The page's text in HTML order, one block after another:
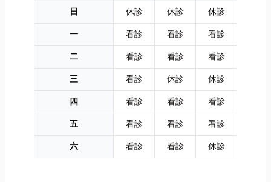
日
休診 休診
休診
一
看診 看診
看診
二
看診 看診
看診
三
看診 休診
休診
四
看診 看診
看診
五
看診 看診
看診
六
看診 看診 休診